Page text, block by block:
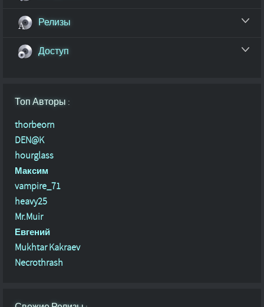
Релизы
Доступ
Топ Авторы :
thorbeorn
DEN@K
hourglass
Максим
vampire_71
heavy25
Mr.Muir
Евгений
Mukhtar Kakraev
Necrothrash